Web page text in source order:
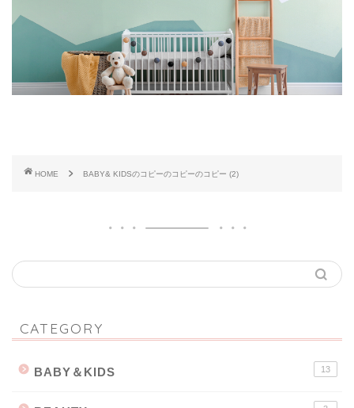
HOME BABY& KIDSのコピーのコピーのコピー (2)
CATEGORY
BABY＆KIDS 13